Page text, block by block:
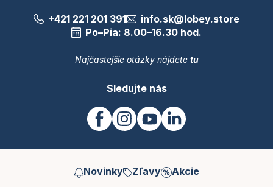
+421 221 201 391
info.sk@lobey.store
Po–Pia: 8.00–16.30 hod.
Najčastejšie otázky nájdete tu
Sledujte nás
Novinky Zľavy Akcie